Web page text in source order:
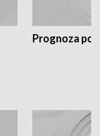
Prognoza